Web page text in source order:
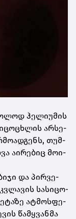
ჰე­ლი­უ­მის
არ­სე­
თუმ­
აი­რე­ბიც მო­ი­
და პირ­ვე­
სა­სი­ცო­
ატ­მოს­ფე­
წამ­ყვან­მა